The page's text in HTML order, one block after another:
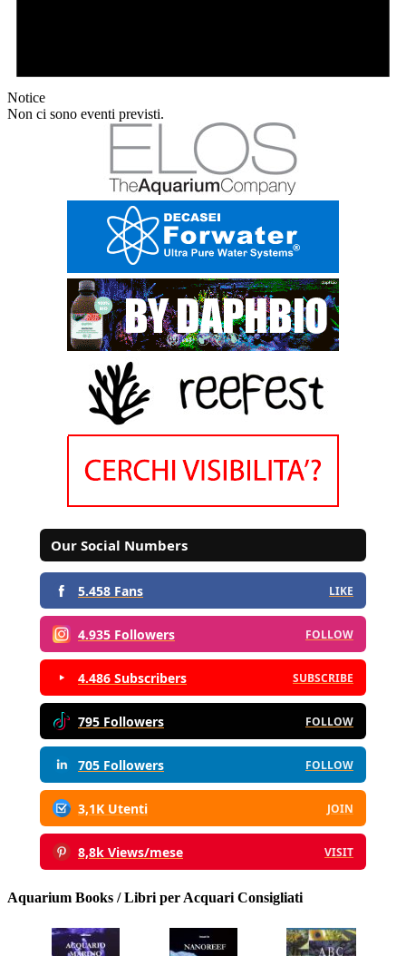
Notice
Non ci sono eventi previsti.
Our Social Numbers
5.458 Fans LIKE
4.935 Followers FOLLOW
4.486 Subscribers SUBSCRIBE
795 Followers FOLLOW
705 Followers FOLLOW
3,1K Utenti JOIN
8,8k Views/mese VISIT
Aquarium Books / Libri per Acquari Consigliati